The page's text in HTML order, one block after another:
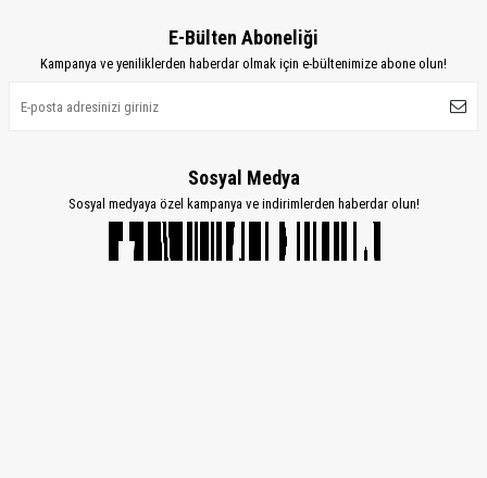
E-Bülten Aboneliği
Kampanya ve yeniliklerden haberdar olmak için e-bültenimize abone olun!
Sosyal Medya
Sosyal medyaya özel kampanya ve indirimlerden haberdar olun!